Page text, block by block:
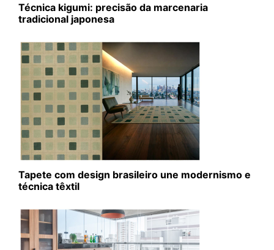
Técnica kigumi: precisão da marcenaria
tradicional japonesa
Tapete com design brasileiro une modernismo e
técnica têxtil